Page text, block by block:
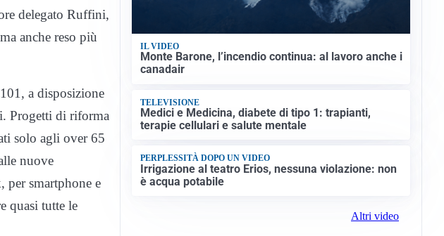
delegato Ruffini,
anche reso più
a disposizione
Progetti di riforma
solo agli over 65
nuove
per smartphone e
quasi tutte le
IL VIDEO
Monte Barone, l’incendio continua: al lavoro anche i
canadair
TELEVISIONE
Medici e Medicina, diabete di tipo 1: trapianti,
terapie cellulari e salute mentale
PERPLESSITÀ DOPO UN VIDEO
Irrigazione al teatro Erios, nessuna violazione: non
è acqua potabile
Altri video